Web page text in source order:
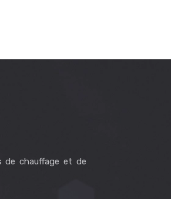
de chauffage et de